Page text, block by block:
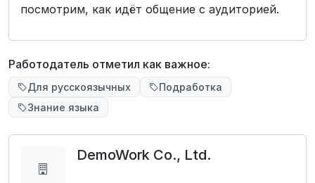
посмотрим, как идёт общение с аудиторией.
Работодатель отметил как важное:
Для русскоязычных
Подработка
Знание языка
DemoWork Co., Ltd.